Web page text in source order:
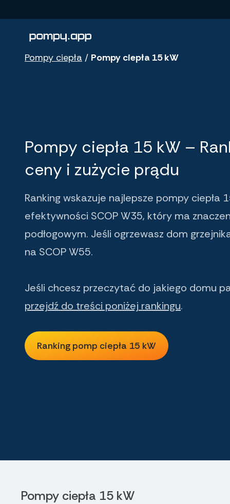
Pompy ciepła / Pompy ciepła 15 kW
Pompy ciepła 15 kW –
ceny i zużycie prądu
Ranking wskazuje najlepsze pompy ciepła
efektywności SCOP W35, który ma
podłogowym. Jeśli ogrzewasz dom
na SCOP W55.
Jeśli chcesz przeczytać do jakiego domu
przejdź do treści poniżej rankingu.
Ranking pomp ciepła 15 kW
Ranking pomp ciepła 15 kW
Pompy ciepła 15 kW